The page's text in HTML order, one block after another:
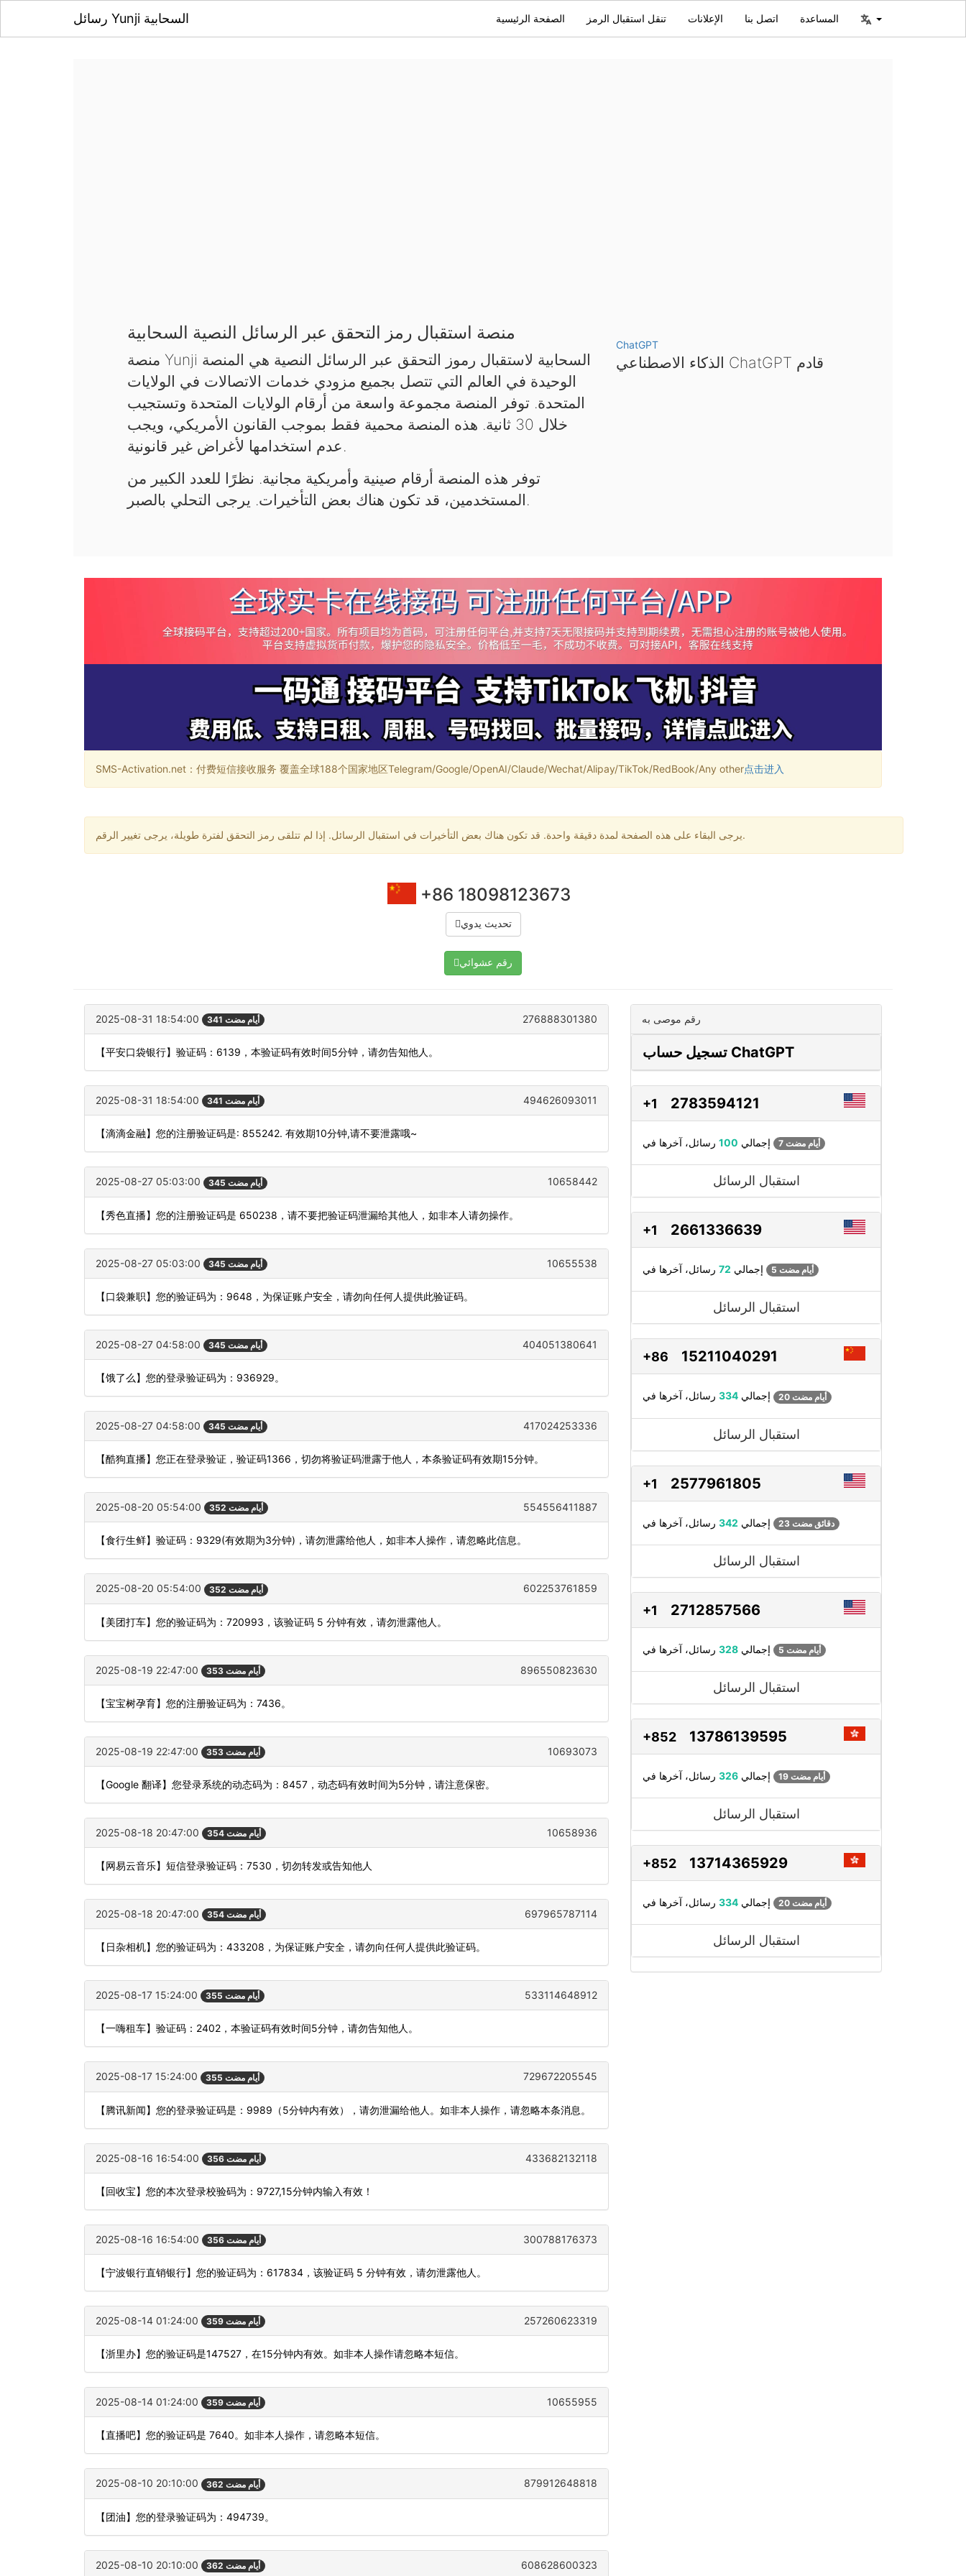
رسائل Yunji السحابية الصفحة الرئيسية تنقل استقبال الرمز الإعلانات اتصل بنا المساعدة
منصة استقبال رمز التحقق عبر الرسائل النصية السحابية
منصة Yunji السحابية لاستقبال رموز التحقق عبر الرسائل النصية هي المنصة
الوحيدة في العالم التي تتصل بجميع مزودي خدمات الاتصالات في الولايات
المتحدة. توفر المنصة مجموعة واسعة من أرقام الولايات المتحدة وتستجيب
خلال 30 ثانية. هذه المنصة محمية فقط بموجب القانون الأمريكي، ويجب
عدم استخدامها لأغراض غير قانونية.
توفر هذه المنصة أرقام صينية وأمريكية مجانية. نظرًا للعدد الكبير من
المستخدمين، قد تكون هناك بعض التأخيرات. يرجى التحلي بالصبر.
ChatGPT
الذكاء الاصطناعي ChatGPT قادم
SMS-Activation.net：付费短信接收服务 覆盖全球188个国家地区Telegram/Google/OpenAI/Claude/Wechat/Alipay/TikTok/RedBook/Any other点击进入
يرجى البقاء على هذه الصفحة لمدة دقيقة واحدة. قد تكون هناك بعض التأخيرات في استقبال الرسائل. إذا لم تتلقى رمز التحقق لفترة طويلة، يرجى تغيير الرقم.
+86 18098123673
تحديث يدوي
رقم عشوائي
2025-08-31 18:54:00 341 أيام مضت 276888301380
【平安口袋银行】验证码：6139，本验证码有效时间5分钟，请勿告知他人。
2025-08-31 18:54:00 341 أيام مضت 494626093011
【滴滴金融】您的注册验证码是: 855242. 有效期10分钟,请不要泄露哦~
2025-08-27 05:03:00 345 أيام مضت 10658442
【秀色直播】您的注册验证码是 650238，请不要把验证码泄漏给其他人，如非本人请勿操作。
2025-08-27 05:03:00 345 أيام مضت 10655538
【口袋兼职】您的验证码为：9648，为保证账户安全，请勿向任何人提供此验证码。
2025-08-27 04:58:00 345 أيام مضت 404051380641
【饿了么】您的登录验证码为：936929。
2025-08-27 04:58:00 345 أيام مضت 417024253336
【酷狗直播】您正在登录验证，验证码1366，切勿将验证码泄露于他人，本条验证码有效期15分钟。
2025-08-20 05:54:00 352 أيام مضت 554556411887
【食行生鲜】验证码：9329(有效期为3分钟)，请勿泄露给他人，如非本人操作，请忽略此信息。
2025-08-20 05:54:00 352 أيام مضت 602253761859
【美团打车】您的验证码为：720993，该验证码 5 分钟有效，请勿泄露他人。
2025-08-19 22:47:00 353 أيام مضت 896550823630
【宝宝树孕育】您的注册验证码为：7436。
2025-08-19 22:47:00 353 أيام مضت 10693073
【Google 翻译】您登录系统的动态码为：8457，动态码有效时间为5分钟，请注意保密。
2025-08-18 20:47:00 354 أيام مضت 10658936
【网易云音乐】短信登录验证码：7530，切勿转发或告知他人
2025-08-18 20:47:00 354 أيام مضت 697965787114
【日杂相机】您的验证码为：433208，为保证账户安全，请勿向任何人提供此验证码。
2025-08-17 15:24:00 355 أيام مضت 533114648912
【一嗨租车】验证码：2402，本验证码有效时间5分钟，请勿告知他人。
2025-08-17 15:24:00 355 أيام مضت 729672205545
【腾讯新闻】您的登录验证码是：9989（5分钟内有效），请勿泄漏给他人。如非本人操作，请忽略本条消息。
2025-08-16 16:54:00 356 أيام مضت 433682132118
【回收宝】您的本次登录校验码为：9727,15分钟内输入有效！
2025-08-16 16:54:00 356 أيام مضت 300788176373
【宁波银行直销银行】您的验证码为：617834，该验证码 5 分钟有效，请勿泄露他人。
2025-08-14 01:24:00 359 أيام مضت 257260623319
【浙里办】您的验证码是147527，在15分钟内有效。如非本人操作请忽略本短信。
2025-08-14 01:24:00 359 أيام مضت 10655955
【直播吧】您的验证码是 7640。如非本人操作，请忽略本短信。
2025-08-10 20:10:00 362 أيام مضت 879912648818
【团油】您的登录验证码为：494739。
2025-08-10 20:10:00 362 أيام مضت 608628600323
رقم موصى به
تسجيل حساب ChatGPT
+1 2783594121
إجمالي 100 7 أيام مضت
استقبال الرسائل
+1 2661336639
إجمالي 72 5 أيام مضت
استقبال الرسائل
+86 15211040291
إجمالي 334 20 أيام مضت
استقبال الرسائل
+1 2577961805
إجمالي 342 23 دقائق مضت
استقبال الرسائل
+1 2712857566
إجمالي 328 5 أيام مضت
استقبال الرسائل
+852 13786139595
إجمالي 326 19 أيام مضت
استقبال الرسائل
+852 13714365929
إجمالي 334 20 أيام مضت
استقبال الرسائل